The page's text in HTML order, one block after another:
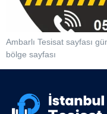
Ambarlı Tesisat sayfası
bölge sayfası